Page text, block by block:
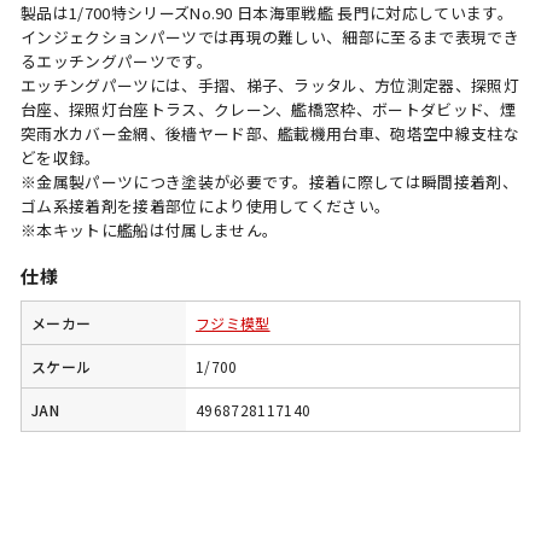
製品は1/700特シリーズNo.90 日本海軍戦艦 長門に対応しています。
インジェクションパーツでは再現の難しい、細部に至るまで表現でき
るエッチングパーツです。
エッチングパーツには、手摺、梯子、ラッタル、方位測定器、探照灯
台座、探照灯台座トラス、クレーン、艦橋窓枠、ボートダビッド、煙
突雨水カバー金網、後檣ヤード部、艦載機用台車、砲塔空中線支柱な
どを収録。
※金属製パーツにつき塗装が必要です。接着に際しては瞬間接着剤、
ゴム系接着剤を接着部位により使用してください。
※本キットに艦船は付属しません。
仕様
メーカー フジミ模型
スケール 1/700
JAN 4968728117140